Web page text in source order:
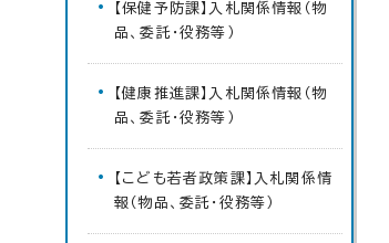
【保健予防課】入札関係情報（物
品、委託・役務等）
【健康推進課】入札関係情報（物
品、委託・役務等）
【こども若者政策課】入札関係情
報（物品、委託・役務等）